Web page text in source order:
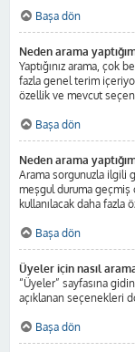
Başa dön
Neden arama
Yaptığınız arama, çok
fazla genel terim
özellik ve mevcut
Başa dön
Neden arama
Arama sorgunuzla ilgili
meşgul duruma geçmiş
kullanılacak daha fazla
Başa dön
Üyeler için nasıl
“Üyeler” sayfasına
açıklanan seçenekleri
Başa dön